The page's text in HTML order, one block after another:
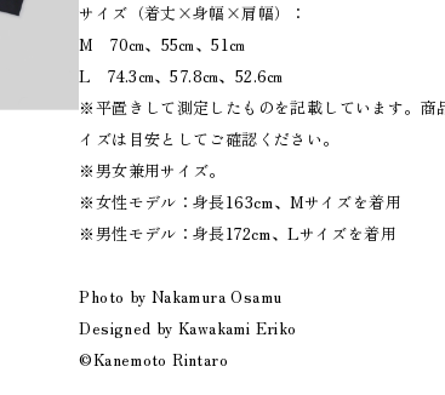
サイズ（着丈×身幅×肩幅）：
M 70㎝、55㎝、51㎝
L 74.3㎝、57.8㎝、52.6㎝
※平置きして測定したものを記載しています。商
イズは目安としてご確認ください。
※男女兼用サイズ。
※女性モデル：身長163cm、Mサイズを着用
※男性モデル：身長172cm、Lサイズを着用
Photo by Nakamura Osamu
Designed by Kawakami Eriko
©Kanemoto Rintaro